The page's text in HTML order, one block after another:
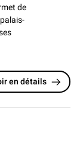
de
en détails